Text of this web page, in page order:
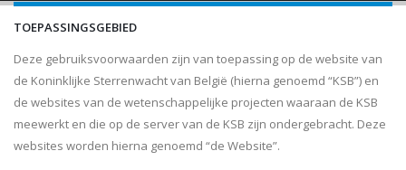
TOEPASSINGSGEBIED
Deze gebruiksvoorwaarden zijn van toepassing op de website van
de Koninklijke Sterrenwacht van België (hierna genoemd “KSB”) en
de websites van de wetenschappelijke projecten waaraan de KSB
meewerkt en die op de server van de KSB zijn ondergebracht. Deze
websites worden hierna genoemd “de Website”.